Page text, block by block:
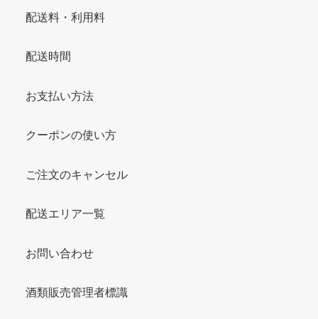
配送料・利用料
配送時間
お支払い方法
クーポンの使い方
ご注文のキャンセル
配送エリア一覧
お問い合わせ
酒類販売管理者標識